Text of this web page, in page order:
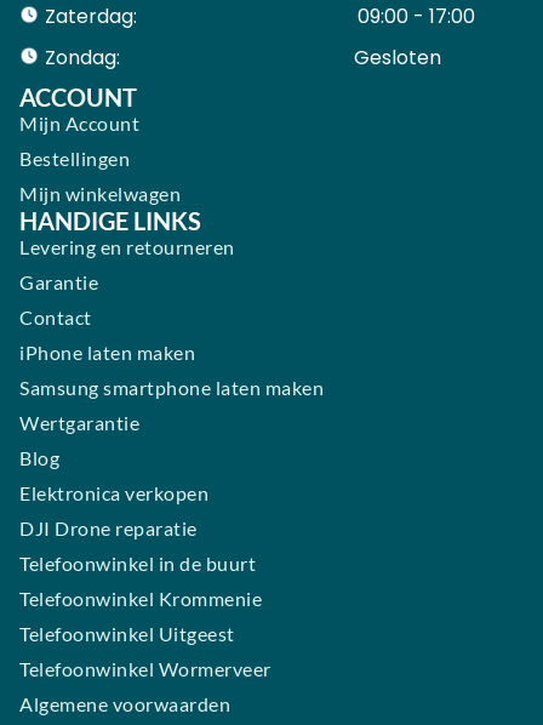
Zaterdag:
09:00 - 17:00
Zondag:
Gesloten ​ ​ ​ ​ ​ ​ ​
ACCOUNT
Mijn Account
Bestellingen
Mijn winkelwagen
HANDIGE LINKS
Levering en retourneren
Garantie
Contact
iPhone laten maken
Samsung smartphone laten maken
Wertgarantie
Blog
Elektronica verkopen
DJI Drone reparatie
Telefoonwinkel in de buurt
Telefoonwinkel Krommenie
Telefoonwinkel Uitgeest
Telefoonwinkel Wormerveer
Algemene voorwaarden